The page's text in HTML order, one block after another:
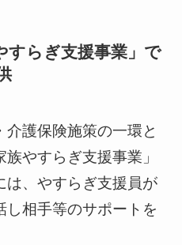
すらぎ支援事業」で
護保険施策の一環と
やすらぎ支援事業」
は、やすらぎ支援員が
し相手等のサポートを